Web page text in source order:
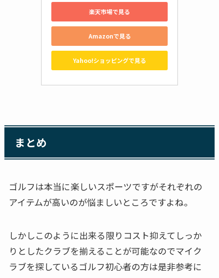
楽天市場で見る
Amazonで見る
Yahoo!ショッピングで見る
まとめ
ゴルフは本当に楽しいスポーツですがそれぞれの
アイテムが高いのが悩ましいところですよね。
しかしこのように出来る限りコスト抑えてしっか
りとしたクラブを揃えることが可能なのでマイク
ラブを探しているゴルフ初心者の方は是非参考に